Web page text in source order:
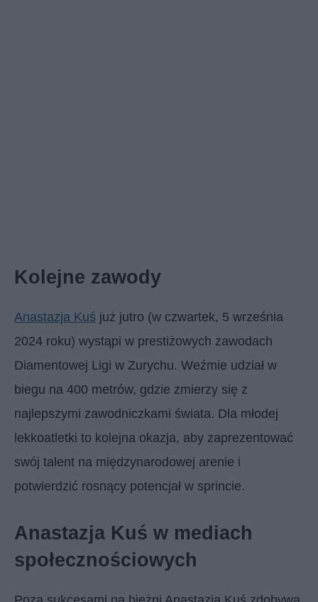
Kolejne zawody
Anastazja Kuś już jutro (w czwartek, 5 września
2024 roku) wystąpi w prestiżowych zawodach
Diamentowej Ligi w Zurychu. Weźmie udział w
biegu na 400 metrów, gdzie zmierzy się z
najlepszymi zawodniczkami świata. Dla młodej
lekkoatletki to kolejna okazja, aby zaprezentować
swój talent na międzynarodowej arenie i
potwierdzić rosnący potencjał w sprincie.
Anastazja Kuś w mediach
społecznościowych